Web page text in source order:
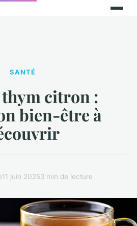
SANTÉ
citron :
bien-être à
11 juin 20253 min de lecture